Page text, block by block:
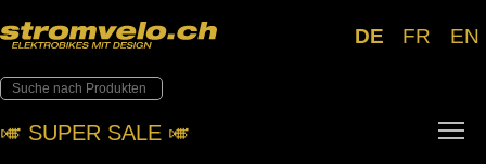
DE FR EN
🎺︎ SUPER SALE 🎺︎